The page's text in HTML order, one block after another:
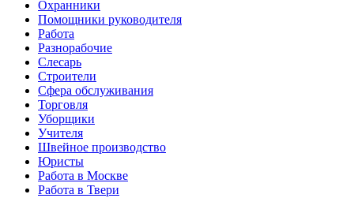
Охранники
Помощники руководителя
Работа
Разнорабочие
Слесарь
Строители
Сфера обслуживания
Торговля
Уборщики
Учителя
Швейное производство
Юристы
Работа в Москве
Работа в Твери